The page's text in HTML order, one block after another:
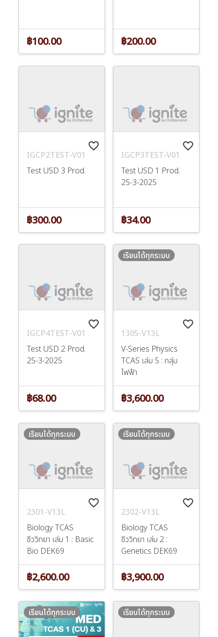
฿100.00 ฿200.00
favorite_border
IGCP2TEST-V01
Test USD 3 Prod.
฿300.00
favorite_border
IGCP3TEST-V01
Test USD 1 Prod.
25-3-2025
฿34.00
favorite_border
IGCP4TEST-V01
Test USD 2 Prod.
25-3-2025
฿68.00
favorite_border
1305-V13L
V-Series Physics
TCAS เล่ม 5 : กลุ่ม
ไฟฟ้า
เรียนได้ทุกระบบ
฿3,600.00
favorite_border
2301-V13L
Biology TCAS
ชีววิทยา เล่ม 1 : Basic
Bio DEK69
เรียนได้ทุกระบบ
฿2,600.00
favorite_border
2302-V13L
Biology TCAS
ชีววิทยา เล่ม 2 :
Genetics DEK69
เรียนได้ทุกระบบ
฿3,900.00
เรียนได้ทุกระบบ เรียนได้ทุกระบบ